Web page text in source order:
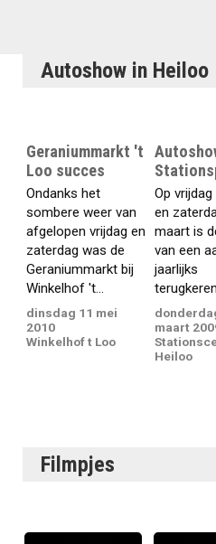
Autoshow in Heiloo
Geraniummarkt 't
Loo succes
Ondanks het
sombere weer van
afgelopen vrijdag en
zaterdag was de
Geraniummarkt bij
Winkelhof 't...
dinsdag 11 mei
2010
Winkelhof t Loo
Op
en
maart is
van een
jaarlijks
maart
Heiloo
Filmpjes